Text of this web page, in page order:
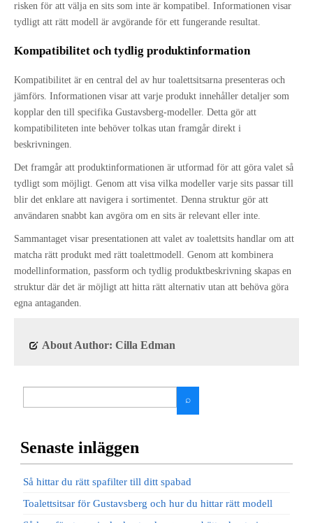
risken för att välja en sits som inte är kompatibel. Informationen visar
tydligt att rätt modell är avgörande för ett fungerande resultat.
Kompatibilitet och tydlig produktinformation
Kompatibilitet är en central del av hur toalettsitsarna presenteras och
jämförs. Informationen visar att varje produkt innehåller detaljer som
kopplar den till specifika Gustavsberg-modeller. Detta gör att
kompatibiliteten inte behöver tolkas utan framgår direkt i
beskrivningen.
Det framgår att produktinformationen är utformad för att göra valet så
tydligt som möjligt. Genom att visa vilka modeller varje sits passar till
blir det enklare att navigera i sortimentet. Denna struktur gör att
användaren snabbt kan avgöra om en sits är relevant eller inte.
Sammantaget visar presentationen att valet av toalettsits handlar om att
matcha rätt produkt med rätt toalettmodell. Genom att kombinera
modellinformation, passform och tydlig produktbeskrivning skapas en
struktur där det är möjligt att hitta rätt alternativ utan att behöva göra
egna antaganden.
About Author: Cilla Edman
Senaste inläggen
Så hittar du rätt spafilter till ditt spabad
Toalettsitsar för Gustavsberg och hur du hittar rätt modell